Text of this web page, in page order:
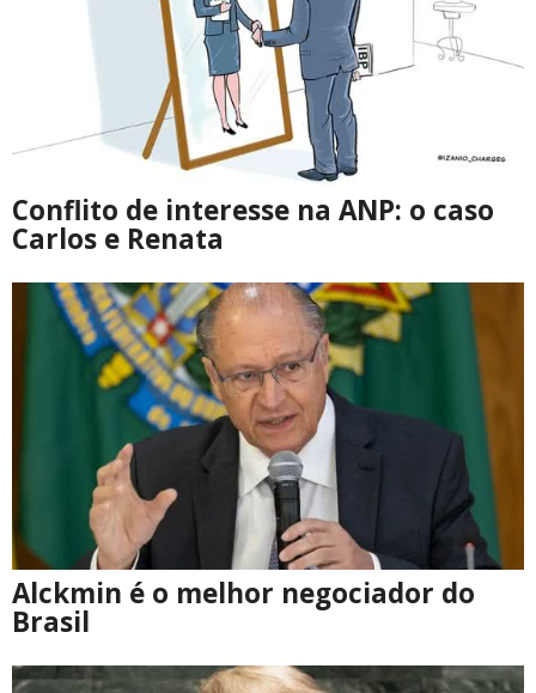
Conflito de interesse na ANP: o caso
Carlos e Renata
Alckmin é o melhor negociador do
Brasil